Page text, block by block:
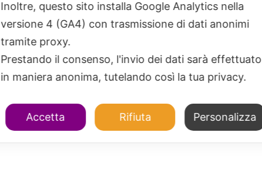
Inoltre, questo sito installa Google Analytics nella
versione 4 (GA4) con trasmissione di dati anonimi
tramite proxy.
Prestando il consenso, l'invio dei dati sarà effettuato
in maniera anonima, tutelando così la tua privacy.
Accetta Rifiuta Personalizza